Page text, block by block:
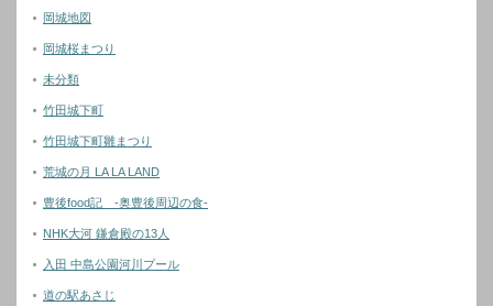
岡城地図
岡城桜まつり
未分類
竹田城下町
竹田城下町雛まつり
荒城の月 LA LA LAND
豊後food記 -奥豊後周辺の食-
NHK大河 鎌倉殿の13人
入田 中島公園河川プール
道の駅あさじ